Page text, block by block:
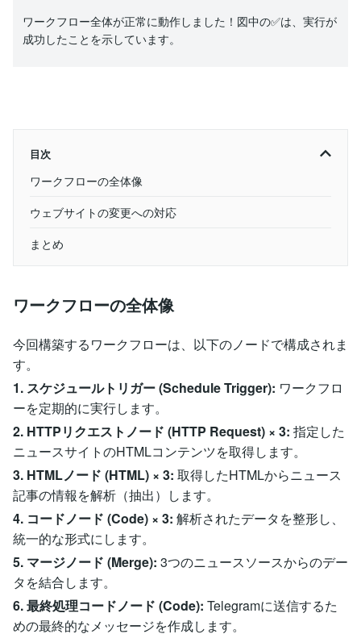
ワークフロー全体が正常に動作しました！図中の✅は、実行が
成功したことを示しています。
目次
ワークフローの全体像
ウェブサイトの変更への対応
まとめ
ワークフローの全体像
今回構築するワークフローは、以下のノードで構成されま
す。
1. スケジュールトリガー (Schedule Trigger): ワークフロ
ーを定期的に実行します。
2. HTTPリクエストノード (HTTP Request) × 3: 指定した
ニュースサイトのHTMLコンテンツを取得します。
3. HTMLノード (HTML) × 3: 取得したHTMLからニュース
記事の情報を解析（抽出）します。
4. コードノード (Code) × 3: 解析されたデータを整形し、
統一的な形式にします。
5. マージノード (Merge): 3つのニュースソースからのデー
タを結合します。
6. 最終処理コードノード (Code): Telegramに送信するた
めの最終的なメッセージを作成します。